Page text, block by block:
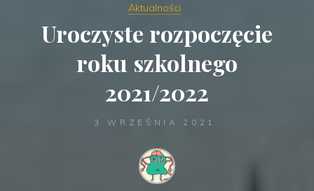
Aktualności
Uroczyste rozpoczęcie
roku szkolnego
2021/2022
3 WRZEŚNIA 2021